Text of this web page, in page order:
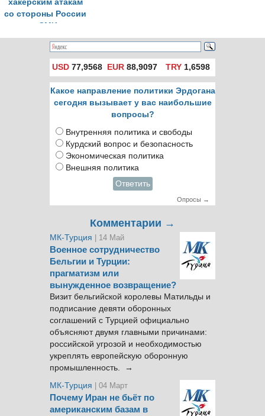
хакерским атакам
со стороны России
- СМИ
USD 77,9568 EUR 88,9097 TRY1,6598
Какое направление политики Эрдогана
сегодня вызывает у вас наибольшие
вопросы?
Внутренняя политика и свободы
Курдский вопрос и безопасность
Экономическая политика
Внешняя политика
Ответить
Опросы →
Комментарии →
МК-Турция | 14 Май
Военное сотрудничество
Бельгии и Турции:
прагматизм или
вынужденное возвращение?
Визит бельгийской королевы Матильды и
подписание девяти оборонных
соглашений с Турцией официально
объясняют двумя главными причинами:
российской угрозой и необходимостью
укреплять европейскую оборонную
промышленность. →
МК-Турция
| 04 Март
Почему Иран не бьёт по
американским базам в